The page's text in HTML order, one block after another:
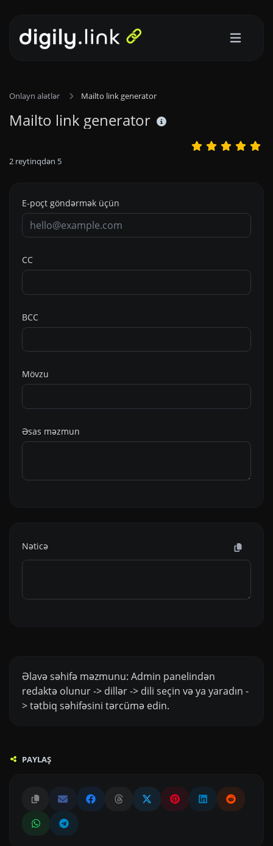
Onlayn alətlər Mailto link generator
Mailto link generator
2 reytinqdən 5
E-poçt göndərmək üçün
CC
BCC
Mövzu
Əsas məzmun
Nəticə
Əlavə səhifə məzmunu: Admin panelindən
redaktə olunur -> dillər -> dili seçin və ya yaradın -
> tətbiq səhifəsini tərcümə edin.
PAYLAŞ